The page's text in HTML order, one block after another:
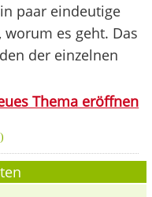
paar eindeutige
es geht. Das
der einzelnen
Thema eröffnen
)